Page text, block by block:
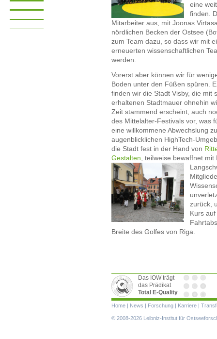
eine
finden.
Mitarbeiter aus, mit Joonas
nördlichen Becken der Ostsee
zum Team dazu, so dass wir mit
erneuerten wissenschaftlichen
werden.
Vorerst aber können wir für
Boden unter den Füßen spüren.
finden wir die Stadt Visby, die mit
erhaltenen Stadtmauer ohnehin
Zeit stammend erscheint, auch
des Mittelalter-Festivals vor, was
eine willkommene Abwechslung
augenblicklichen HighTech-
die Stadt fest in der Hand von
Gestalten, teilweise bewaffnet
zurück,
Kurs
Breite des Golfes von Riga.
Das IOW trägt
das Prädikat
Total E-Quality
Navigation
Home News Forschung Karriere
© 2008-2026 Leibniz-Institut für